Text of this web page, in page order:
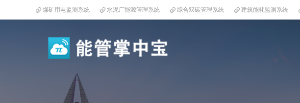
煤矿用电监测系统 水泥厂能源管理系统 综合双碳管理系统 建筑能耗监测系统